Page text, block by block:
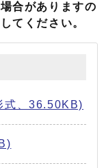
合がありますの
てください。
式、36.50KB)